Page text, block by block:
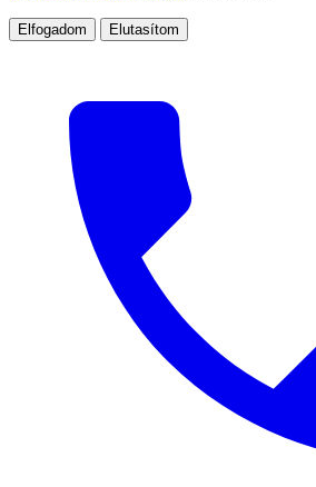
Elfogadom Elutasítom